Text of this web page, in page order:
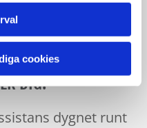
cookies
ELLER
DIG!
dygnet runt